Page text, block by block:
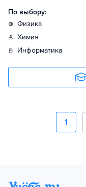
По выбору:
физика
химия
информатика
1